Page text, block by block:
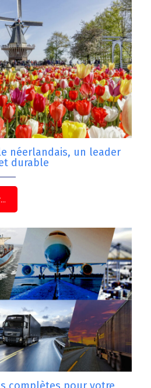
néerlandais, un leader
durable